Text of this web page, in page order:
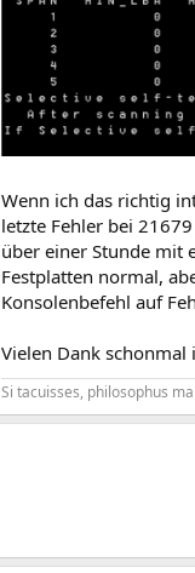
Wenn ich das richtig
letzte Fehler bei
über einer Stunde mit
Festplatten normal,
Konsolenbefehl auf
Vielen Dank schonmal
Si tacuisses, philosophus